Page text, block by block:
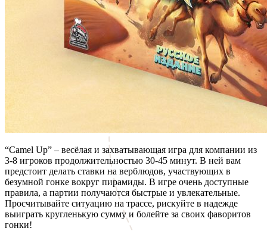
“Camel Up” – весёлая и захватывающая игра для компании из
3-8 игроков продолжительностью 30-45 минут. В ней вам
предстоит делать ставки на верблюдов, участвующих в
безумной гонке вокруг пирамиды. В игре очень доступные
правила, а партии получаются быстрые и увлекательные.
Просчитывайте ситуацию на трассе, рискуйте в надежде
выиграть кругленькую сумму и болейте за своих фаворитов
гонки!